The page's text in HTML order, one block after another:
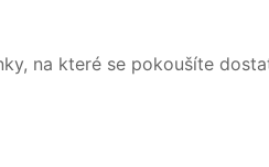
na které se pokoušíte